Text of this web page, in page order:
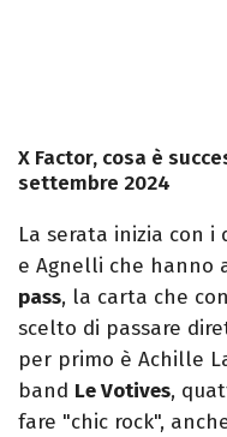
X Factor, cosa è
settembre 2024
La serata inizia con i
e Agnelli che hanno
pass, la carta che
scelto di passare
per primo è Achille
band Le Votives,
fare "chic rock",